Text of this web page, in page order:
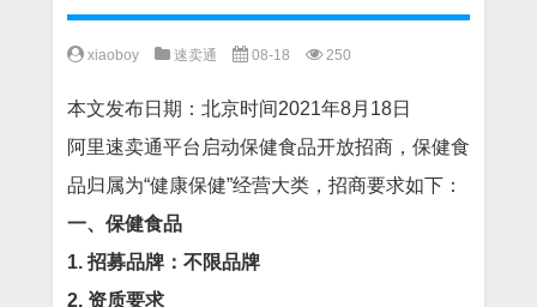
xiaoboy 速卖通 08-18 250
本文发布日期：北京时间2021年8月18日
阿里速卖通平台启动保健食品开放招商，保健食
品归属为“健康保健”经营大类，招商要求如下：
一、保健食品
1. 招募品牌：不限品牌
2. 资质要求